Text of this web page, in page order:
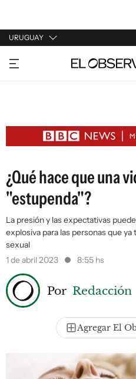
URUGUAY
URUGUAY
ARGENTINA
ESTADOS UNIDOS
¿Qué hace que una
"estupenda"?
La presión y las expectativas
explosiva para las personas que
sexual
1 de abril 2023
8:55 hs
Por Redacción
Agregar El